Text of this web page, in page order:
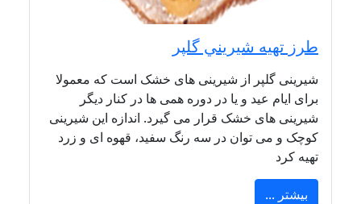
طرز تهیه شيريني گلپر
شیرینی گلپر از شیرینی های خشک است که معمولا
برای ایام عید و یا در دوره همی ها در کنار دیگر
شیرینی های خشک قرار می گیرد. اندازه این شیرینی
کوچک و می توان در سه رنگ سفید، قهوه ای و زرد
تهیه کرد
بیشتر ...